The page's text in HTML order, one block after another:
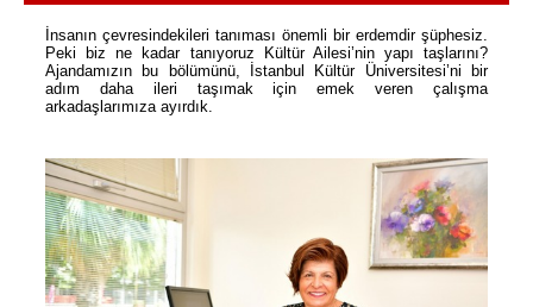
İnsanın çevresindekileri tanıması önemli bir erdemdir şüphesiz.
Peki biz ne kadar tanıyoruz Kültür Ailesi’nin yapı taşlarını?
Ajandamızın bu bölümünü, İstanbul Kültür Üniversitesi’ni bir
adım daha ileri taşımak için emek veren çalışma
arkadaşlarımıza ayırdık.